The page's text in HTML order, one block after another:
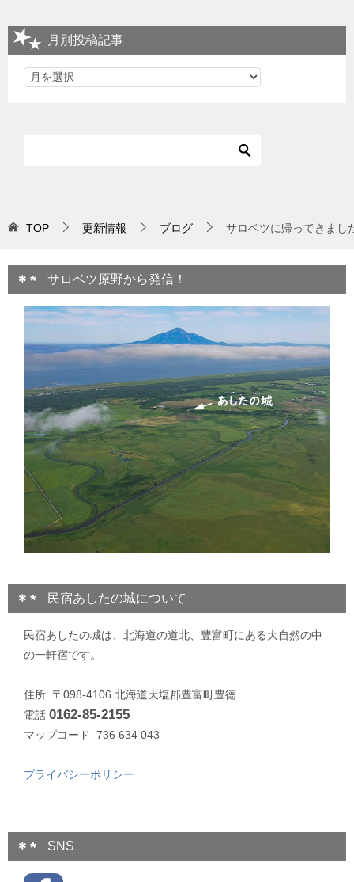
月別投稿記事
TOP 更新情報 ブログ サロベツに帰ってきまし
サロベツ原野から発信！
民宿あしたの城について
民宿あしたの城は、北海道の道北、豊富町にある大自然の中
の一軒宿です。
住所 〒098-4106 北海道天塩郡豊富町豊徳
電話 0162-85-2155
マップコード 736 634 043
プライバシーポリシー
SNS